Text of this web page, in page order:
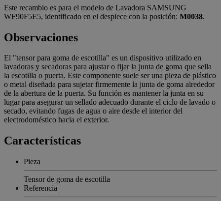
Este recambio es para el modelo de Lavadora SAMSUNG
WF90F5E5, identificado en el despiece con la posición: M0038.
Observaciones
El "tensor para goma de escotilla" es un dispositivo utilizado en
lavadoras y secadoras para ajustar o fijar la junta de goma que sella
la escotilla o puerta. Este componente suele ser una pieza de plástico
o metal diseñada para sujetar firmemente la junta de goma alrededor
de la abertura de la puerta. Su función es mantener la junta en su
lugar para asegurar un sellado adecuado durante el ciclo de lavado o
secado, evitando fugas de agua o aire desde el interior del
electrodoméstico hacia el exterior.
Características
Pieza
Tensor de goma de escotilla
Referencia